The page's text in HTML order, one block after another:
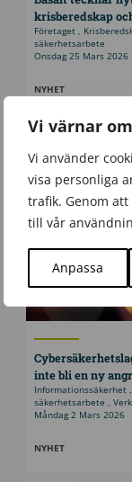
Vi värnar
Vi använder
visa personliga
trafik. Genom
till vår
Anpassa
krisberedskap
Företaget ,
säkerhetsarbete
Onsdag 25 Mars 2026
NYHET
inte bli en ny
Informationssäkerhet ,
säkerhetsarbete ,
Måndag 2 Mars 2026
NYHET